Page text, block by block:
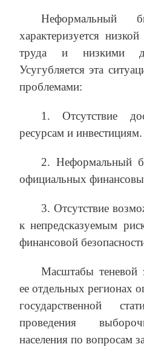
Неформальный
характеризуется
труда и низкими
Усугубляется эта
проблемами:
1. Отсутствие
ресурсам и инвестициям.
2. Неформальный
официальных
3. Отсутствие
к непредсказуемым
финансовой
Масштабы теневой
ее отдельных регионах
государственной
проведения
населения по вопросам